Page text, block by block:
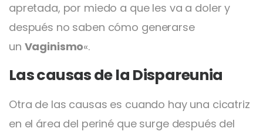
apretada, por miedo a que les va a doler y
después no saben cómo generarse
un Vaginismo«.
Las causas de la Dispareunia
Otra de las causas es cuando hay una cicatriz
en el área del periné que surge después del